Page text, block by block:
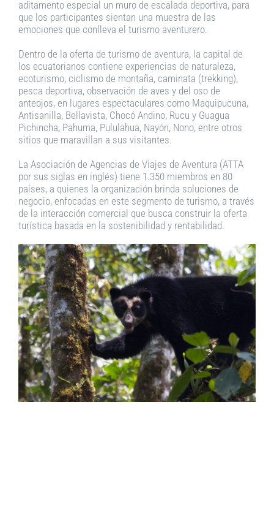
aditamento especial un muro de escalada deportiva, para
que los participantes sientan una muestra de las
emociones que conlleva el turismo aventurero.
Dentro de la oferta de turismo de aventura, la capital de
los ecuatorianos contiene experiencias de naturaleza,
ecoturismo, ciclismo de montaña, caminata (trekking),
pesca deportiva, observación de aves y del oso de
anteojos, en lugares espectaculares como Maquipucuna,
Antisanilla, Bellavista, Chocó Andino, Rucu y Guagua
Pichincha, Pahuma, Pululahua, Nayón, Nono, entre otros
sitios que maravillan a sus visitantes.
La Asociación de Agencias de Viajes de Aventura (ATTA
por sus siglas en inglés) tiene 1.350 miembros en 80
países, a quienes la organización brinda soluciones de
negocio, enfocadas en este segmento de turismo, a través
de la interacción comercial que busca construir la oferta
turística basada en la sostenibilidad y rentabilidad.